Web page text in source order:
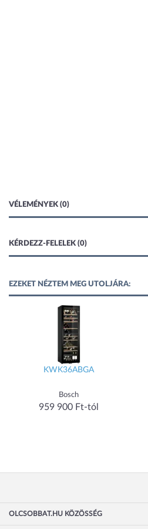
VÉLEMÉNYEK (0)
KÉRDEZZ-FELELEK (0)
EZEKET NÉZTEM MEG UTOLJÁRA:
KWK36ABGA
Bosch
959 900 Ft-tól
OLCSOBBAT.HU KÖZÖSSÉG